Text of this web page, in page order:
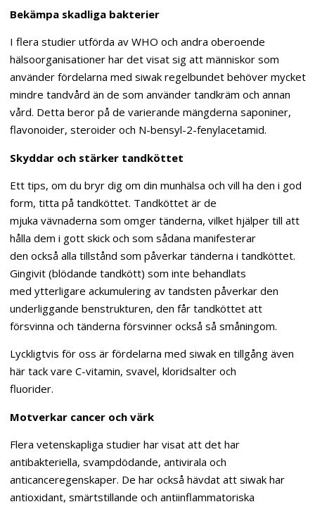
Bekämpa skadliga bakterier
I flera studier utförda av WHO och andra oberoende
hälsoorganisationer har det visat sig att människor som
använder fördelarna med siwak regelbundet behöver mycket
mindre tandvård än de som använder tandkräm och annan
vård. Detta beror på de varierande mängderna saponiner,
flavonoider, steroider och N-bensyl-2-fenylacetamid.
Skyddar och stärker tandköttet
Ett tips, om du bryr dig om din munhälsa och vill ha den i god
form, titta på tandköttet. Tandköttet är de
mjuka vävnaderna som omger tänderna, vilket hjälper till att
hålla dem i gott skick och som sådana manifesterar
den också alla tillstånd som påverkar tänderna i tandköttet.
Gingivit (blödande tandkött) som inte behandlats
med ytterligare ackumulering av tandsten påverkar den
underliggande benstrukturen, den får tandköttet att
försvinna och tänderna försvinner också så småningom.
Lyckligtvis för oss är fördelarna med siwak en tillgång även
här tack vare C-vitamin, svavel, kloridsalter och
fluorider.
Motverkar cancer och värk
Flera vetenskapliga studier har visat att det har
antibakteriella, svampdödande, antivirala och
anticanceregenskaper. De har också hävdat att siwak har
antioxidant, smärtstillande och antiinflammatoriska